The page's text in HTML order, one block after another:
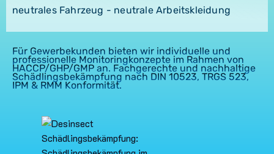
neutrales Fahrzeug - neutrale Arbeitskleidung
Für Gewerbekunden bieten wir individuelle und
professionelle Monitoringkonzepte im Rahmen von
HACCP/GHP/GMP an. Fachgerechte und nachhaltige
Schädlingsbekämpfung nach DIN 10523, TRGS 523,
IPM & RMM Konformität.